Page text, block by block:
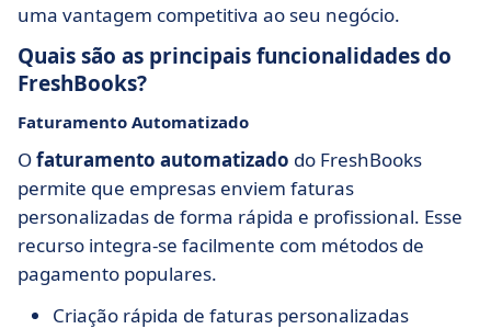
uma vantagem competitiva ao seu negócio.
Quais são as principais funcionalidades do
FreshBooks?
Faturamento Automatizado
Ofaturamento automatizado do FreshBooks
permite que empresas enviem faturas
personalizadas de forma rápida e profissional. Esse
recurso integra-se facilmente com métodos de
pagamento populares.
Criação rápida de faturas personalizadas